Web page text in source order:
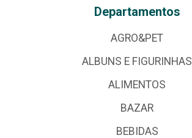
Departamentos
AGRO&PET
ALBUNS E FIGURINHAS
ALIMENTOS
BAZAR
BEBIDAS